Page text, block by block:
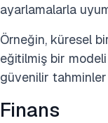
ayarlamalarla
Örneğin, küresel
eğitilmiş bir
güvenilir
Finans